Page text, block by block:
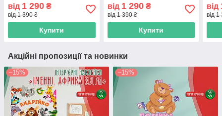
від 1 290 ₴
від 1 390 ₴
Купити
від 1 290₴
від 1 390 ₴
Купити
від
від
Акційні пропозиції та новинки
–15% –15%